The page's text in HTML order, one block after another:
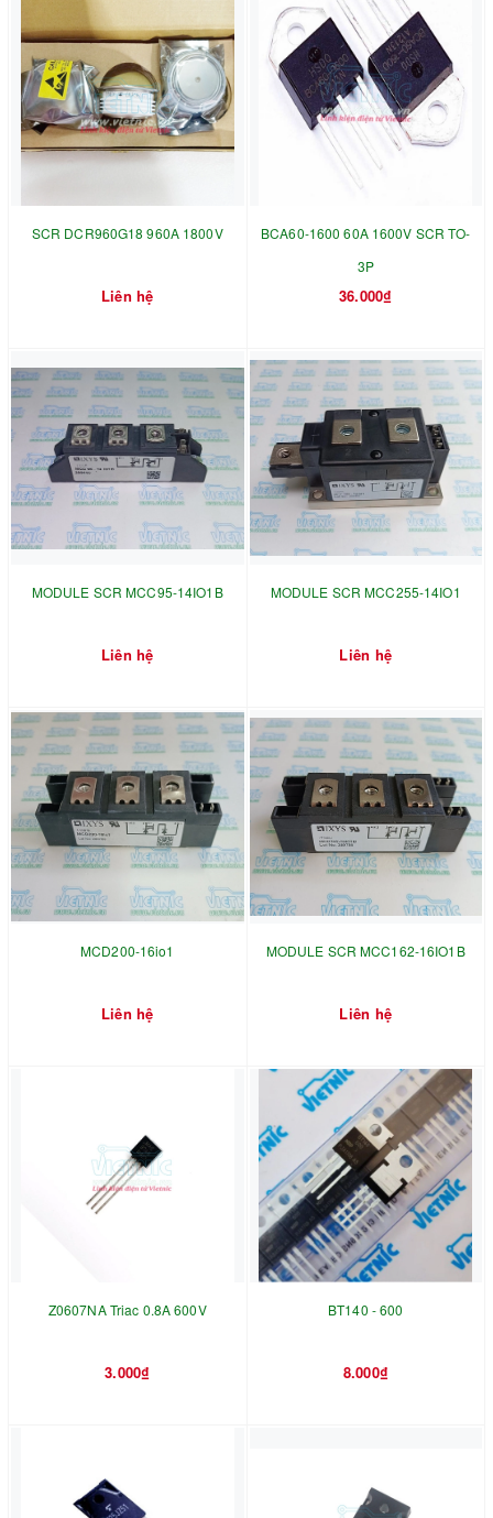
SCR DCR960G18 960A 1800V
Liên hệ
BCA60-1600 60A 1600V SCR TO-
3P
36.000₫
MODULE SCR MCC95-14IO1B
Liên hệ
MODULE SCR MCC255-14IO1
Liên hệ
MCD200-16io1
Liên hệ
MODULE SCR MCC162-16IO1B
Liên hệ
Z0607NA Triac 0.8A 600V
3.000₫
BT140 - 600
8.000₫